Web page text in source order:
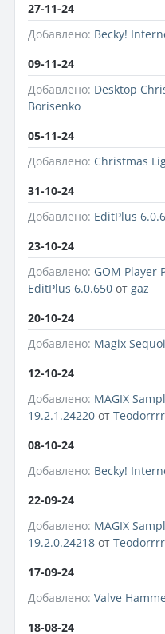
27-11-24
Добавлено: Becky!
09-11-24
Добавлено: Desktop
Borisenko
05-11-24
Добавлено: Christmas
31-10-24
Добавлено: EditPlus
23-10-24
Добавлено: GOM Player
EditPlus 6.0.650 от gaz
20-10-24
Добавлено: Magix
12-10-24
Добавлено: MAGIX
19.2.1.24220 от
08-10-24
Добавлено: Becky!
22-09-24
Добавлено: MAGIX
19.2.0.24218 от
17-09-24
Добавлено: Valve
18-08-24